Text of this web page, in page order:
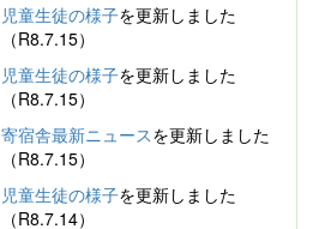
児童生徒の様子を更新しました
（R8.7.15）
児童生徒の様子を更新しました
（R8.7.15）
寄宿舎最新ニュースを更新しました
（R8.7.15）
児童生徒の様子を更新しました
（R8.7.14）